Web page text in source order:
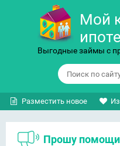
Мой
Выгодные займы с
Разместить новое
Прошу